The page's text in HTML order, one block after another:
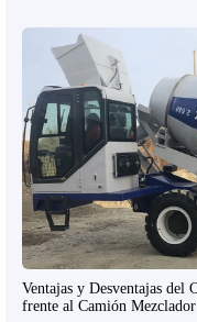
Ventajas y Desventajas del
frente al Camión